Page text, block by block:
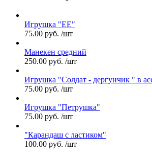
Игрушка "ЕЕ"
75.00 руб. /шт
Манекен средний
250.00 руб. /шт
Игрушка "Солдат - дергунчик " в
75.00 руб. /шт
Игрушка "Петрушка"
75.00 руб. /шт
"Карандаш с ластиком"
100.00 руб. /шт